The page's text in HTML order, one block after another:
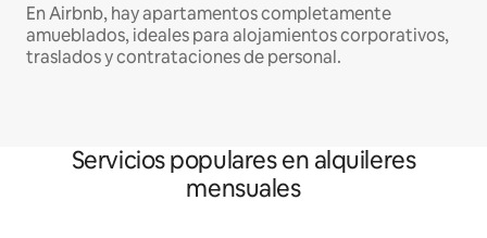
En Airbnb, hay apartamentos completamente
amueblados, ideales para alojamientos corporativos,
traslados y contrataciones de personal.
Servicios populares en alquileres
mensuales